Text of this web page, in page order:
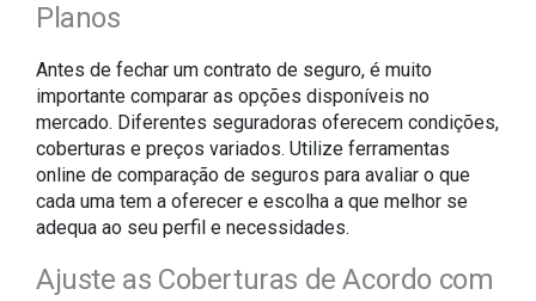
Planos
Antes de fechar um contrato de seguro, é muito
importante comparar as opções disponíveis no
mercado. Diferentes seguradoras oferecem condições,
coberturas e preços variados. Utilize ferramentas
online de comparação de seguros para avaliar o que
cada uma tem a oferecer e escolha a que melhor se
adequa ao seu perfil e necessidades.
Ajuste as Coberturas de Acordo com